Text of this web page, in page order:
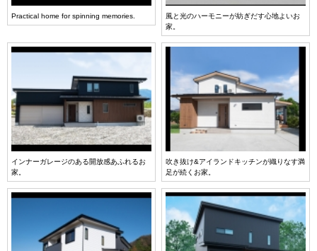
Practical home for spinning memories.
風と光のハーモニーが紡ぎだす心地よいお
家。
インナーガレージのある開放感あふれるお
家。
吹き抜け&アイランドキッチンが織りなす満
足が続くお家。